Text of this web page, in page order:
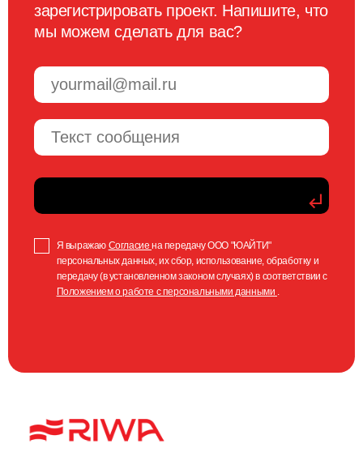
зарегистрировать проект. Напишите, что
мы можем сделать для вас?
Я выражаю Согласие на передачу ООО "ЮАЙТИ"
персональных данных, их сбор, использование, обработку и
передачу (в установленном законом случаях) в соответствии с
Положением о работе с персональными данными